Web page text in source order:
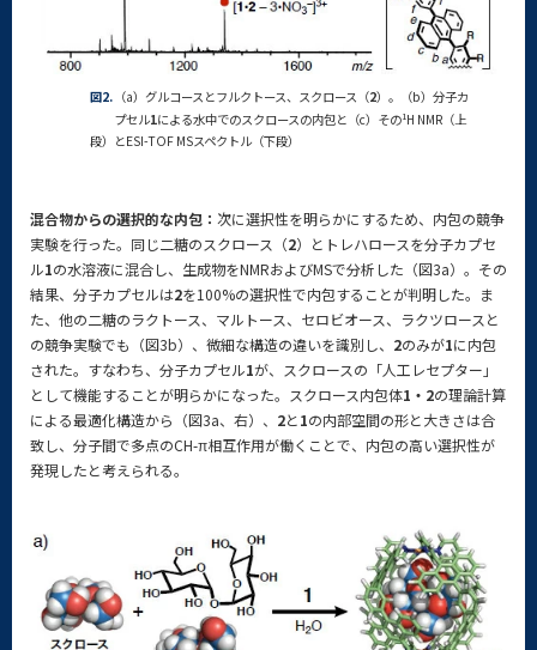
図2. （a）グルコースとフルクトース、スクロース（2）。（b）分子カ
プセル1による水中でのスクロースの内包と（c）その1H NMR（上
段）とESI-TOF MSスペクトル（下段）
混合物からの選択的な内包： 次に選択性を明らかにするため、内包の競争
実験を行った。同じ二糖のスクロース（2）とトレハロースを分子カプセ
ル1の水溶液に混合し、生成物をNMRおよびMSで分析した（図3a）。その
結果、分子カプセルは2を100%の選択性で内包することが判明した。ま
た、他の二糖のラクトース、マルトース、セロビオース、ラクツロースと
の競争実験でも（図3b）、微細な構造の違いを識別し、 2のみが1に内包
された。すなわち、分子カプセル1が、スクロースの「人工レセプター」
として機能することが明らかになった。スクロース内包体1・2の理論計算
による最適化構造から（図3a、右）、 2と1の内部空間の形と大きさは合
致し、分子間で多点のCH-π相互作用が働くことで、内包の高い選択性が
発現したと考えられる。